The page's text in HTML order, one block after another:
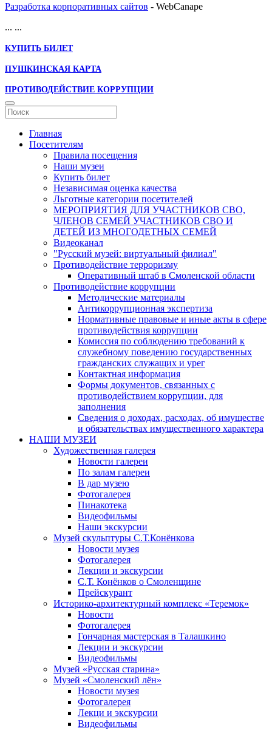
Разработка корпоративных сайтов - WebCanape
... ...
КУПИТЬ БИЛЕТ
ПУШКИНСКАЯ КАРТА
ПРОТИВОДЕЙСТВИЕ КОРРУПЦИИ
Главная
Посетителям
Правила посещения
Наши музеи
Купить билет
Независимая оценка качества
Льготные категории посетителей
МЕРОПРИЯТИЯ ДЛЯ УЧАСТНИКОВ СВО,
ЧЛЕНОВ СЕМЕЙ УЧАСТНИКОВ СВО И
ДЕТЕЙ ИЗ МНОГОДЕТНЫХ СЕМЕЙ
Видеоканал
"Русский музей: виртуальный филиал"
Противодействие терроризму
Оперативный штаб в Смоленской области
Противодействие коррупции
Методические материалы
Антикоррупционная экспертиза
Нормативные правовые и иные акты в сфере
противодействия коррупции
Комиссия по соблюдению требований к
служебному поведению государственных
гражданских служащих и урег
Контактная информация
Формы документов, связанных с
противодействием коррупции, для
заполнения
Сведения о доходах, расходах, об имуществе
и обязательствах имущественного характера
НАШИ МУЗЕИ
Художественная галерея
Новости галереи
По залам галереи
В дар музею
Фотогалерея
Пинакотека
Видеофильмы
Наши экскурсии
Музей скульптуры С.Т.Конёнкова
Новости музея
Фотогалерея
Лекции и экскурсии
С.Т. Конёнков о Смоленщине
Прейскурант
Историко-архитектурный комплекс «Теремок»
Новости
Фотогалерея
Гончарная мастерская в Талашкино
Лекции и экскурсии
Видеофильмы
Музей «Русская старина»
Музей «Смоленский лён»
Новости музея
Фотогалерея
Лекци и экскурсии
Видеофильмы